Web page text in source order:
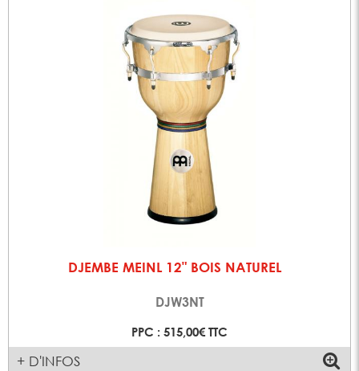
DJEMBE MEINL 12" BOIS NATUREL
DJW3NT
PPC : 515,00€ TTC
+ D'INFOS